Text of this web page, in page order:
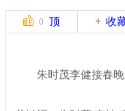
0 顶 收
朱时茂李健接春晚